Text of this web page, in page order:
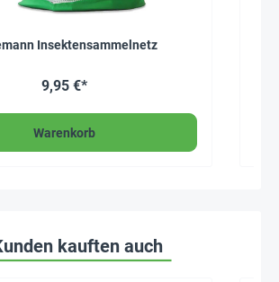
Insektensammelnetz
9,95 €*
Warenkorb
kauften auch